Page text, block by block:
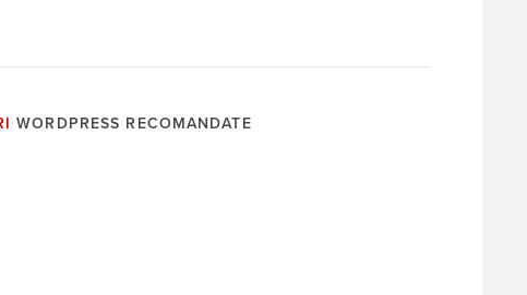
WORDPRESS RECOMANDATE